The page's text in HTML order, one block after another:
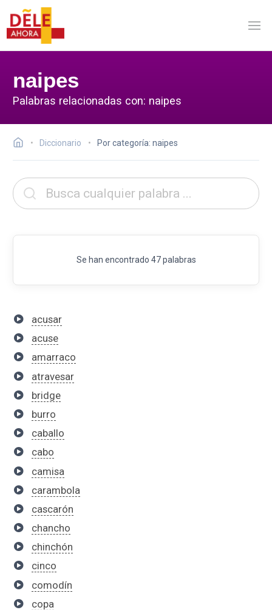
naipes
Palabras relacionadas con: naipes
Diccionario Por categoría: naipes
Se han encontrado 47 palabras
acusar
acuse
amarraco
atravesar
bridge
burro
caballo
cabo
camisa
carambola
cascarón
chancho
chinchón
cinco
comodín
copa